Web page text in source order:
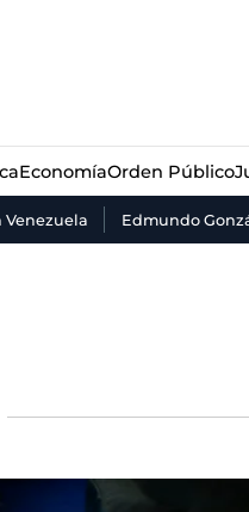
EconomíaOrden Público
Venezuela Edmundo